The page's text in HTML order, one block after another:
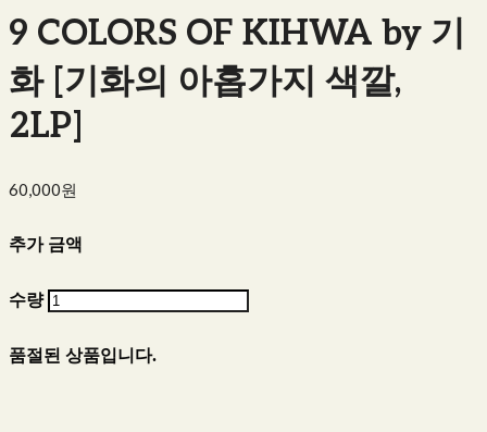
9 COLORS OF KIHWA by 기
화 [기화의 아홉가지 색깔,
2LP]
60,000원
추가 금액
수량
품절된 상품입니다.